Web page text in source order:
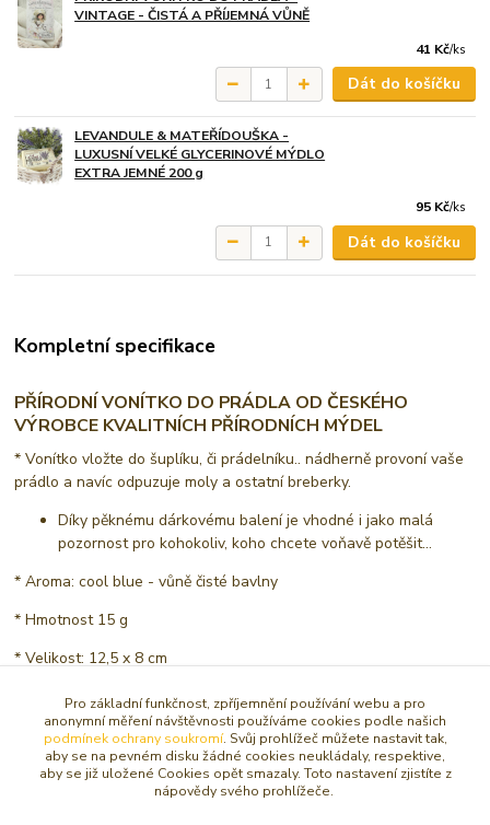
VINTAGE - ČISTÁ A PŘÍJEMNÁ VŮNĚ
41 Kč/ks
Dát do košíčku
LEVANDULE & MATEŘÍDOUŠKA -
LUXUSNÍ VELKÉ GLYCERINOVÉ MÝDLO
EXTRA JEMNÉ 200 g
95 Kč/ks
Dát do košíčku
Kompletní specifikace
PŘÍRODNÍ VONÍTKO DO PRÁDLA OD ČESKÉHO
VÝROBCE KVALITNÍCH PŘÍRODNÍCH MÝDEL
* Vonítko vložte do šuplíku, či prádelníku.. nádherně provoní vaše
prádlo a navíc odpuzuje moly a ostatní breberky.
Díky pěknému dárkovému balení je vhodné i jako malá
pozornost pro kohokoliv, koho chcete voňavě potěšit...
* Aroma: cool blue - vůně čisté bavlny
* Hmotnost 15 g
* Velikost: 12,5 x 8 cm
Zboží zařazeno v kategoriích
MÝDLO & KOUPEL PRO TĚLO I DUŠI
Pro základní funkčnost, zpříjemnění používání webu a pro
anonymní měření návštěvnosti používáme cookies podle našich
podmínek ochrany soukromí. Svůj prohlížeč můžete nastavit tak,
aby se na pevném disku žádné cookies neukládaly, respektive,
aby se již uložené Cookies opět smazaly. Toto nastavení zjistíte z
nápovědy svého prohlížeče.